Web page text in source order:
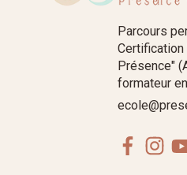
Parcours
Certification
Présence"
formateur